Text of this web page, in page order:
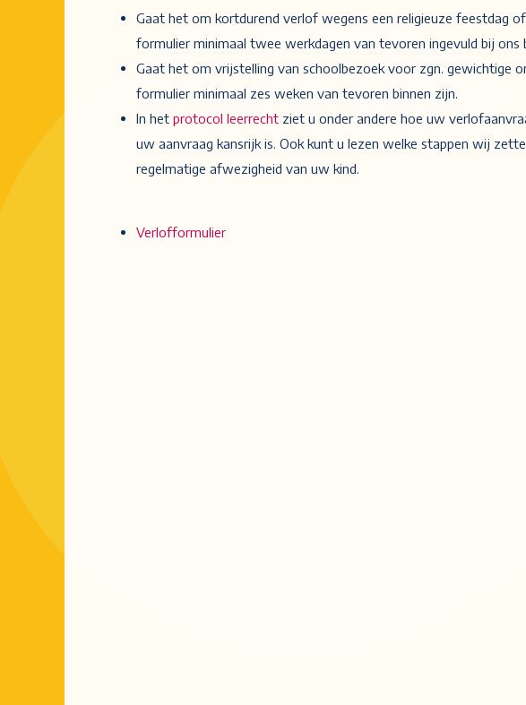
Gaat het om kortdurend verlof wegens een religieuze feestdag
formulier minimaal twee werkdagen van tevoren ingevuld bij ons
Gaat het om vrijstelling van schoolbezoek voor zgn. gewichtige
formulier minimaal zes weken van tevoren binnen zijn.
In het protocol leerrecht ziet u onder andere hoe uw
uw aanvraag kansrijk is. Ook kunt u lezen welke stappen wij
regelmatige afwezigheid van uw kind.
Verlofformulier